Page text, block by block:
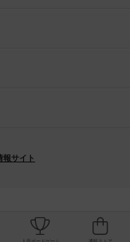
報サイト